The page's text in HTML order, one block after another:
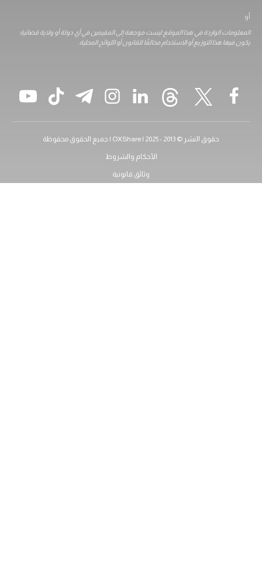
الواردة في هذا الموقع ليست موجهة إلى المقيمين في أي دولة أو ولاية قضائية
التوزيع أو الاستخدام مخالفًا للقانون أو اللوائح المحلية.
حقوق النشر © 2013 - 2025 | OXShare | جميع الحقوق محفوظة
الأحكام والشروط
وثائق قانونية